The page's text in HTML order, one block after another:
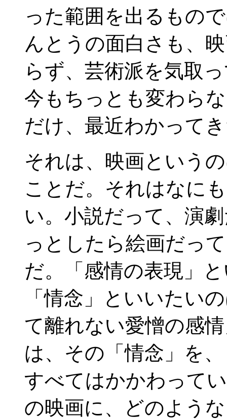
った範囲を出るもの
んとうの面白さも、
らず、芸術派を気取
今もちっとも変わら
だけ、最近わかって
それは、映画という
ことだ。それはなに
い。小説だって、演
っとしたら絵画だっ
だ。「感情の表現」
「情念」といいたい
て離れない愛憎の感
は、その「情念」を
すべてはかかわって
の映画に、どのよう